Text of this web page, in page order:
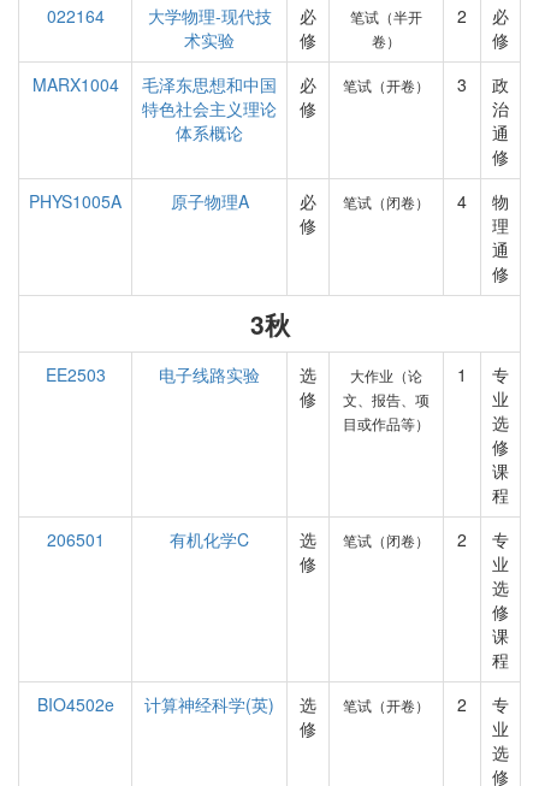
022164
大学物理-现代技
术实验
必
修
笔试（半开
卷）
2
必
修
MARX1004
毛泽东思想和中国
特色社会主义理论
体系概论
必
修
笔试（开卷） 3
政
治
通
修
PHYS1005A
原子物理A
必
修
笔试（闭卷） 4
物
理
通
修
3秋
EE2503 电子线路实验
选
修
大作业（论
文、报告、项
目或作品等）
1
专
业
选
修
课
程
206501
有机化学C
选
修
笔试（闭卷） 2
专
业
选
修
课
程
BIO4502e
计算神经科学(英)
选
修
笔试（开卷） 2
专
业
选
修